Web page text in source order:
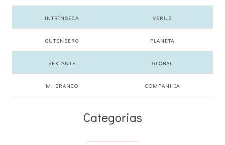
INTRÍNSECA VERUS
GUTENBERG PLANETA
SEXTANTE GLOBAL
M. BRANCO COMPANHIA
Categorias